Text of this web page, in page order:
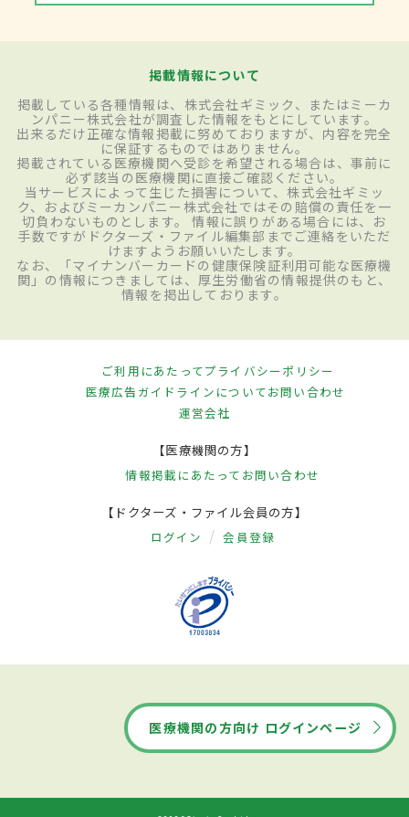
掲載情報について
掲載している各種情報は、株式会社ギミック、またはミーカ
ンパニー株式会社が調査した情報をもとにしています。
出来るだけ正確な情報掲載に努めておりますが、内容を完全
に保証するものではありません。
掲載されている医療機関へ受診を希望される場合は、事前に
必ず該当の医療機関に直接ご確認ください。
当サービスによって生じた損害について、株式会社ギミッ
ク、およびミーカンパニー株式会社ではその賠償の責任を一
切負わないものとします。 情報に誤りがある場合には、お
手数ですがドクターズ・ファイル編集部までご連絡をいただ
けますようお願いいたします。
なお、「マイナンバーカードの健康保険証利用可能な医療機
関」の情報につきましては、厚生労働省の情報提供のもと、
情報を掲出しております。
ご利用にあたってプライバシーポリシー
医療広告ガイドラインについてお問い合わせ
運営会社
【医療機関の方】
情報掲載にあたって お問い合わせ
【ドクターズ・ファイル会員の方】
ログイン 会員登録
医療機関の方向け ログインページ